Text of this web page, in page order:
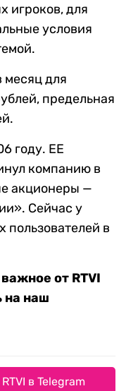
игроков, для
условия
месяц для
предельная
году. ЕЕ
компанию в
акционеры —
Сейчас у
пользователей в
от RTVI
на наш
в Telegram